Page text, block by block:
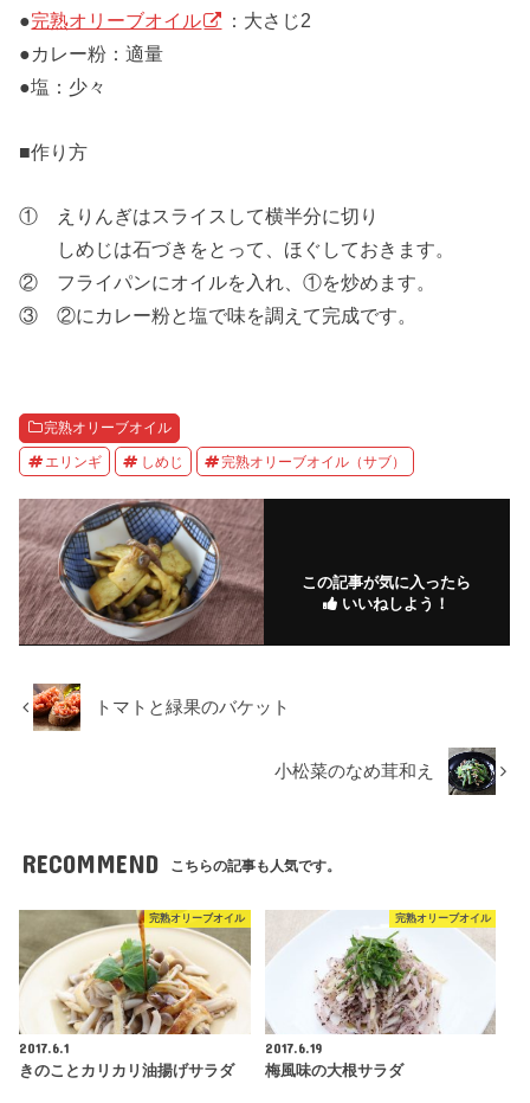
●完熟オリーブオイル
：大さじ2
●カレー粉：適量
●塩：少々
■作り方
① えりんぎはスライスして横半分に切り
しめじは石づきをとって、ほぐしておきます。
② フライパンにオイルを入れ、①を炒めます。
③ ②にカレー粉と塩で味を調えて完成です。
完熟オリーブオイル
エリンギ しめじ 完熟オリーブオイル（サブ）
この記事が気に入ったら
いいねしよう！
トマトと緑果のバケット
小松菜のなめ茸和え
RECOMMEND こちらの記事も人気です。
完熟オリーブオイル
2017.6.1
きのことカリカリ油揚げサラダ
完熟オリーブオイル
2017.6.19
梅風味の大根サラダ